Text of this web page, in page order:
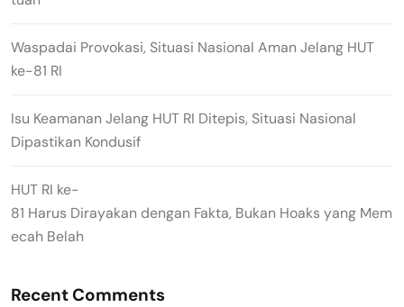
Waspadai Provokasi, Situasi Nasional Aman Jelang HUT
ke-81 RI
Isu Keamanan Jelang HUT RI Ditepis, Situasi Nasional
Dipastikan Kondusif
HUT RI ke-
81 Harus Dirayakan dengan Fakta, Bukan Hoaks yang Mem
ecah Belah
Recent Comments